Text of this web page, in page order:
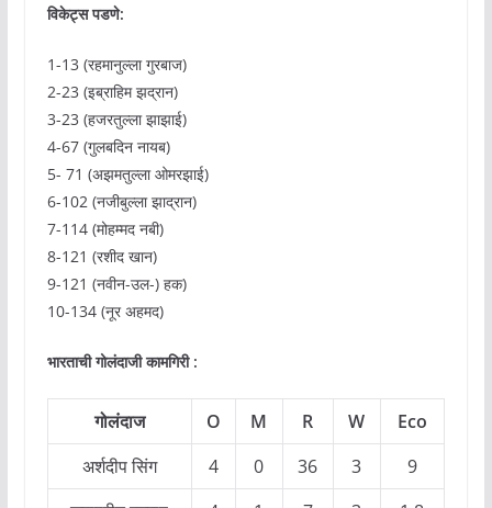
विकेट्स पडणे:
1-13 (रहमानुल्ला गुरबाज)
2-23 (इब्राहिम झद्रान)
3-23 (हजरतुल्ला झाझाई)
4-67 (गुलबदिन नायब)
5- 71 (अझमतुल्ला ओमरझाई)
6-102 (नजीबुल्ला झाद्रान)
7-114 (मोहम्मद नबी)
8-121 (रशीद खान)
9-121 (नवीन-उल-) हक)
10-134 (नूर अहमद)
भारताची गोलंदाजी कामगिरी :
गोलंदाज O M R W
Eco
अर्शदीप सिंग
4 0 36 3
9